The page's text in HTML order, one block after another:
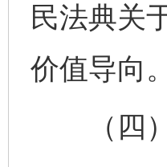
民法典关
价值导向。
（四）